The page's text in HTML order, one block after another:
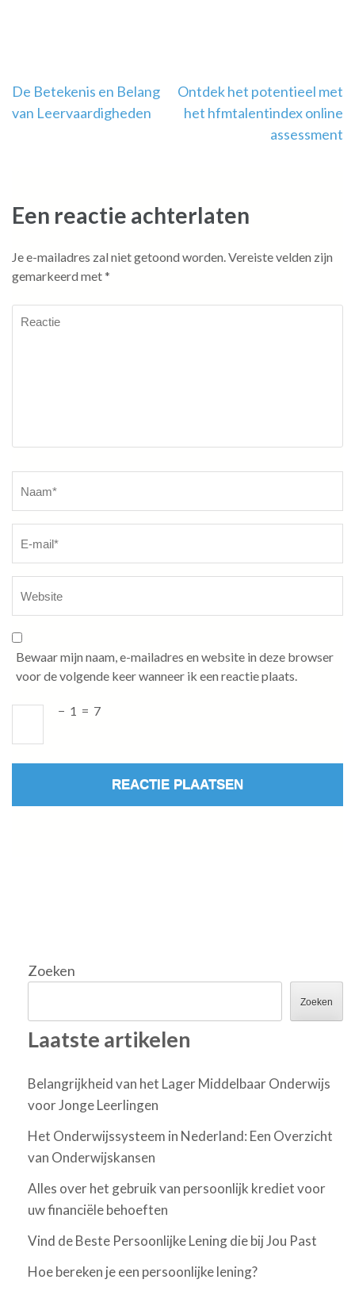
Berichtnavigatie
De Betekenis en Belang
van Leervaardigheden
Ontdek het potentieel met
het hfmtalentindex online
assessment
Een reactie achterlaten
Je e-mailadres zal niet getoond worden.Vereiste velden zijn
gemarkeerd met*
Bewaar mijn naam, e-mailadres en website in deze browser
voor de volgende keer wanneer ik een reactie plaats.
− 1 = 7
Zoeken
Zoeken
Laatste artikelen
Belangrijkheid van het Lager Middelbaar Onderwijs
voor Jonge Leerlingen
Het Onderwijssysteem in Nederland: Een Overzicht
van Onderwijskansen
Alles over het gebruik van persoonlijk krediet voor
uw financiële behoeften
Vind de Beste Persoonlijke Lening die bij Jou Past
Hoe bereken je een persoonlijke lening?